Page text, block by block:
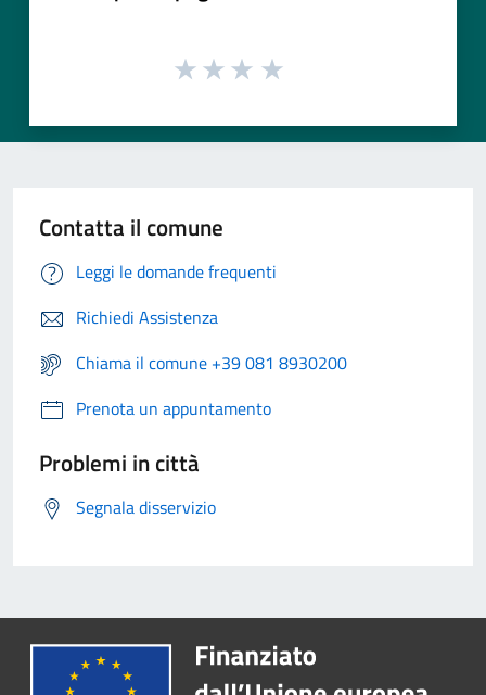
Contatta il comune
Leggi le domande frequenti
Richiedi Assistenza
Chiama il comune +39 081 8930200
Prenota un appuntamento
Problemi in città
Segnala disservizio